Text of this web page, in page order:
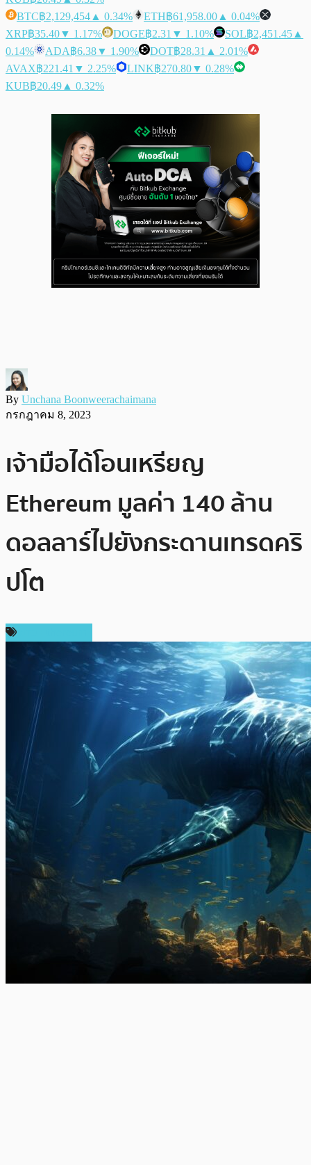
BTC฿2,129,454 ▲ 0.34% ETH฿61,958.00 ▲ 0.04%
XRP฿35.40▼ 1.17% DOGE฿2.31 ▼ 1.10% SOL฿2,451.45 ▲
0.14%
ADA฿6.38▼ 1.90% DOT฿28.31 ▲ 2.01%
AVAX฿221.41 ▼ 2.25% LINK฿270.80▼ 0.28%
KUB฿20.49 ▲ 0.32%
By Unchana Boonweerachaimana
กรกฎาคม 8, 2023
เจ้ามือได้โอนเหรียญ
Ethereum มูลค่า 140 ล้าน
ดอลลาร์ไปยังกระดานเทรดคริ
ปโต